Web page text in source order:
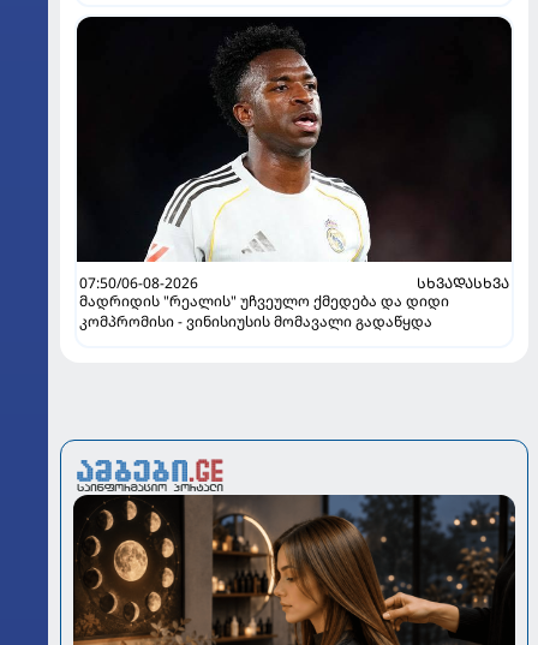
07:50/06-08-2026
ᲡᲮᲕᲐᲓᲐᲡᲮᲕᲐ
მადრიდის "რეალის" უჩვეულო ქმედება და დიდი
კომპრომისი - ვინისიუსის მომავალი გადაწყდა